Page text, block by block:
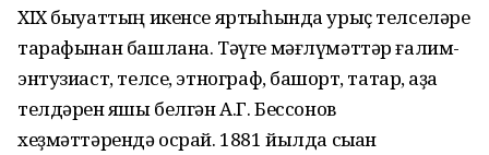
XIX быуаттың икенсе яртыһында урыҫ телселәре
тарафынан башлана. Тәүге мәғлүмәттәр ғалим-
энтузиаст, телсе, этнограф, башҡорт, татар, ҡаҙаҡ
телдәрен яҡшы белгән А.Г. Бес­сонов
хеҙмәттәрендә осрай. 1881 йылда сыҡҡан